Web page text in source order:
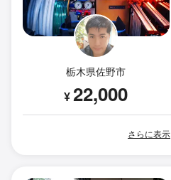
栃木県佐野市
¥22,000
さらに表示